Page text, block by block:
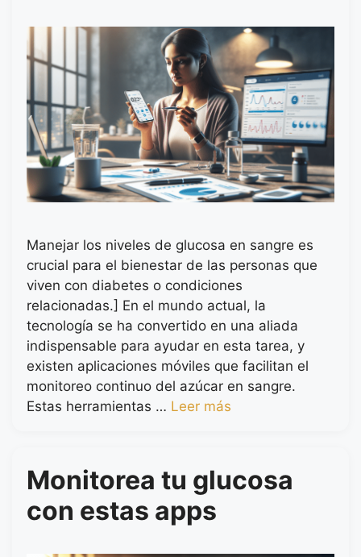
Manejar los niveles de glucosa en sangre es
crucial para el bienestar de las personas que
viven con diabetes o condiciones
relacionadas.] En el mundo actual, la
tecnología se ha convertido en una aliada
indispensable para ayudar en esta tarea, y
existen aplicaciones móviles que facilitan el
monitoreo continuo del azúcar en sangre.
Estas herramientas … Leer más
Monitorea tu glucosa
con estas apps